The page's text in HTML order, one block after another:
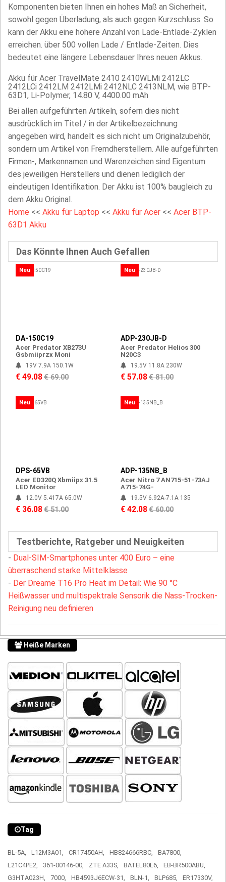
Komponenten bieten Ihnen ein hohes Maß an Sicherheit,
sowohl gegen Überladung, als auch gegen Kurzschluss. So
kann der Akku eine höhere Anzahl von Lade-Entlade-Zyklen
erreichen. über 500 vollen Lade / Entlade-Zeiten. Dies
bedeutet eine längere Lebensdauer Ihres neuen Akkus.
Akku für Acer TravelMate 2410 2410WLMi 2412LC
2412LCi 2412LM 2412LMi 2412NLC 2413NLM, wie BTP-
63D1, Li-Polymer, 14.80 V, 4400.00 mAh
Bei allen aufgeführten Artikeln, sofern dies nicht
ausdrücklich im Titel / in der Artikelbezeichnung
angegeben wird, handelt es sich nicht um Originalzubehör,
sondern um Artikel von Fremdherstellern. Alle aufgeführten
Firmen-, Markennamen und Warenzeichen sind Eigentum
des jeweiligen Herstellers und dienen lediglich der
eindeutigen Identifikation. Der Akku ist 100% baugleich zu
dem Akku Original.
Home << Akku für Laptop << Akku für Acer << Acer BTP-
63D1 Akku
Das Könnte Ihnen Auch Gefallen
Neu
DA-150C19
Acer Predator XB273U
Gsbmiiprzx Moni
19V 7.9A 150.1W
€ 49.08€ 69.00
Neu
ADP-230JB-D
Acer Predator Helios 300
N20C3
19.5V 11.8A 230W
€ 57.08€ 81.00
Neu
DPS-65VB
Acer ED320Q Xbmiipx 31.5
LED Monitor
12.0V 5.417A 65.0W
€ 36.08€ 51.00
Neu
ADP-135NB_B
Acer Nitro 7 AN715-51-73AJ
A715-74G-
19.5V 6.92A-7.1A 135
€ 42.08€ 60.00
Testberichte, Ratgeber und Neuigkeiten
- Dual-SIM-Smartphones unter 400 Euro – eine
überraschend starke Mittelklasse
- Der Dreame T16 Pro Heat im Detail: Wie 90 °C
Heißwasser und multispektrale Sensorik die Nass-Trocken-
Reinigung neu definieren
Heiße Marken
Tag
BL-5A, L12M3A01, CR17450AH, HB824666RBC,
BA7800,
L21C4PE2,
361-00146-00, ZTE A33S, BATEL80L6,
EB-BR500ABU,
G3HTA023H,
7000, HB4593J6ECW-31, BLN-1, BLP685, ER17330V,